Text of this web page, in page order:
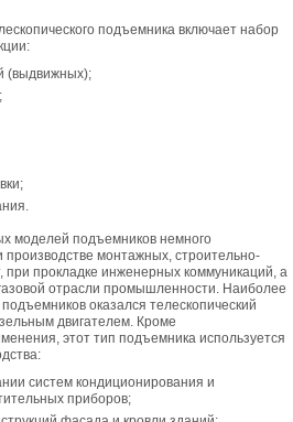
подъемника включает набор
(выдвижных);
моделей подъемников немного
производстве монтажных, строительно-
прокладке инженерных коммуникаций, а
отрасли промышленности. Наиболее
оказался телескопический
двигателем. Кроме
этот тип подъемника используется
систем кондиционирования и
приборов;